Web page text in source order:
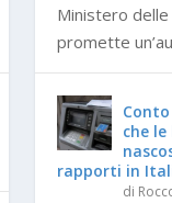
Ministero delle
promette
che
rapporti in
di